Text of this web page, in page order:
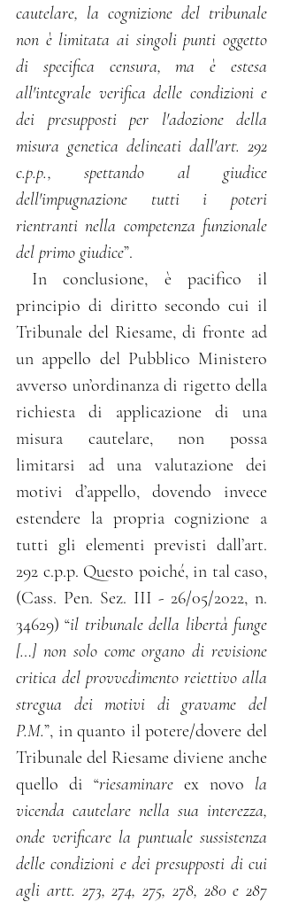
cautelare, la cognizione del tribunale
non è limitata ai singoli punti oggetto
di specifica censura, ma è estesa
all'integrale verifica delle condizioni e
dei presupposti per l'adozione della
misura genetica delineati dall'art. 292
c.p.p., spettando al giudice
dell'impugnazione tutti i poteri
rientranti nella competenza funzionale
del primo giudice”.
principio di diritto secondo cui il
Tribunale del Riesame, di fronte ad
un appello del Pubblico Ministero
avverso un’ordinanza di rigetto della
richiesta di applicazione di una
misura cautelare, non possa
limitarsi ad una valutazione dei
motivi d’appello, dovendo invece
estendere la propria cognizione a
tutti gli elementi previsti dall’art.
292 c.p.p. Questo poiché, in tal caso,
(Cass. Pen. Sez. III - 26/05/2022, n.
34629) “il tribunale della libertà funge
[…] non solo come organo di revisione
critica del provvedimento reiettivo alla
stregua dei motivi di gravame del
P.M.”, in quanto il potere/dovere del
Tribunale del Riesame diviene anche
quello di “riesaminare ex novo la
vicenda cautelare nella sua interezza,
onde verificare la puntuale sussistenza
delle condizioni e dei presupposti di cui
agli artt. 273, 274, 275, 278, 280 e 287